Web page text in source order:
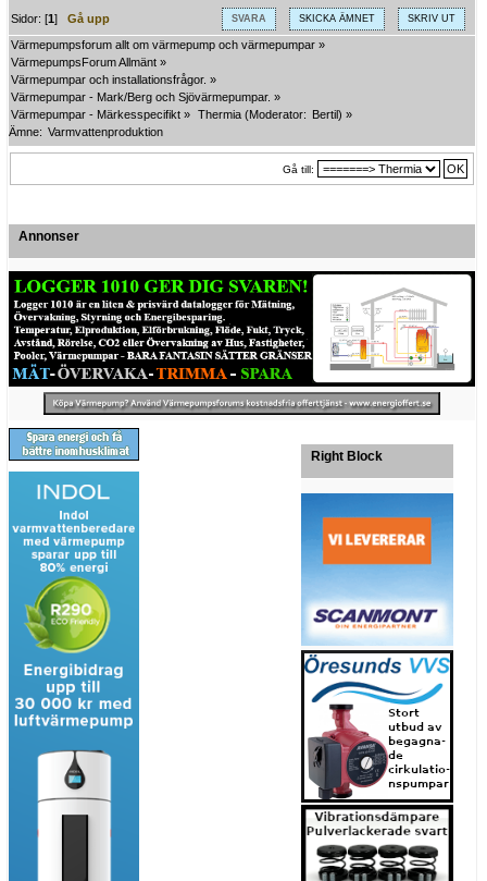
SVARA SKICKA ÄMNET SKRIV UT
Sidor: [1]Gå upp
Värmepumpsforum allt om värmepump och värmepumpar »
VärmepumpsForum Allmänt »
Värmepumpar och installationsfrågor. »
Värmepumpar - Mark/Berg och Sjövärmepumpar. »
Värmepumpar - Märkesspecifikt » Thermia (Moderator: Bertil) »
Ämne: Varmvattenproduktion
Gå till:
Annonser
Right Block